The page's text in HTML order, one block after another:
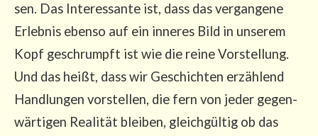
sen. Das Inter­es­san­te ist, dass das ver­gan­ge­ne
Erleb­nis eben­so auf ein inne­res Bild in unse­rem
Kopf geschrumpft ist wie die rei­ne Vor­stel­lung.
Und das heißt, dass wir Geschich­ten erzäh­lend
Hand­lun­gen vor­stel­len, die fern von jeder gegen­
wär­ti­gen Rea­li­tät blei­ben, gleich­gül­tig ob das